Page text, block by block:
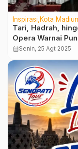
Inspirasi Kota Madiun
Tari, Hadrah,
Opera Warnai
HUT RI ke-80 di
Perumahan
Wilis 3
calendar_monthSenin, 25 Agt 2025